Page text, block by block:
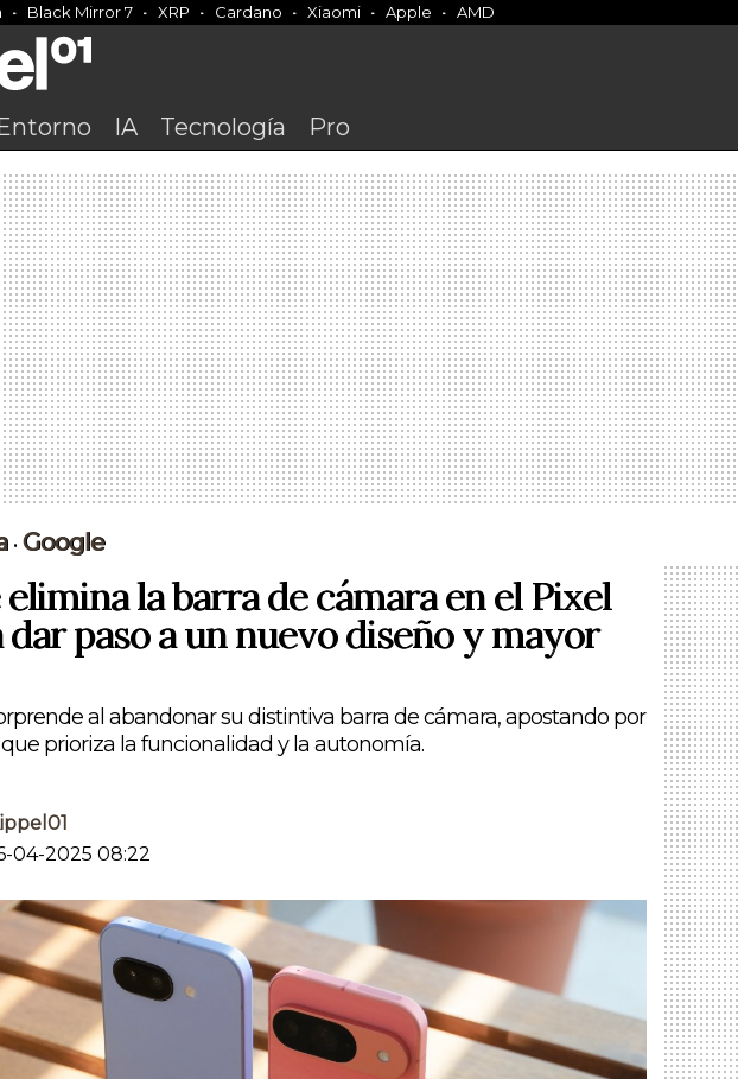
Black Mirror 7 XRP Cardano Xiaomi Apple AMD
IA Tecnología Pro
• Google
la barra de cámara en el Pixel
dar paso a un nuevo diseño y mayor
al abandonar su distintiva barra de cámara, apostando por
prioriza la funcionalidad y la autonomía.
04-2025 08:22